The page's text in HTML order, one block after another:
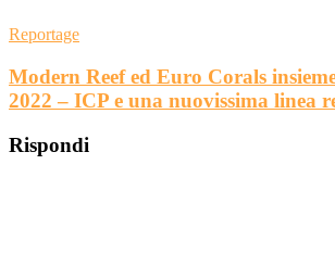
Reportage
Modern Reef ed Euro Corals
2022 – ICP e una nuovissima linea
Rispondi